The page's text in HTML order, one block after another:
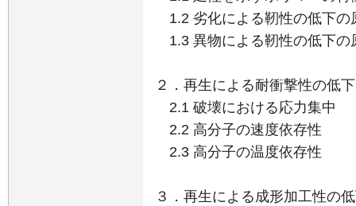
1.2 劣化による靭性の低下の
1.3 異物による靭性の低下の
２．再生による耐衝撃性の低下
2.1 破壊における応力集中
2.2 高分子の速度依存性
2.3 高分子の温度依存性
３．再生による成形加工性の